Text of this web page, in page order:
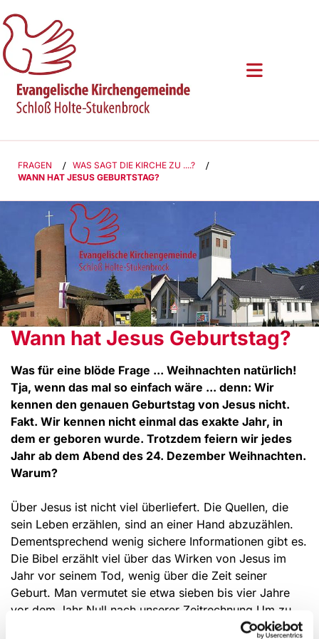
FRAGEN / WAS SAGT DIE KIRCHE ZU ....? /
WANN HAT JESUS GEBURTSTAG?
Wann hat Jesus Geburtstag?
Was für eine blöde Frage ... Weihnachten natürlich!
Tja, wenn das mal so einfach wäre ... denn: Wir
kennen den genauen Geburtstag von Jesus nicht.
Fakt. Wir kennen nicht einmal das exakte Jahr, in
dem er geboren wurde. Trotzdem feiern wir jedes
Jahr ab dem Abend des 24. Dezember Weihnachten.
Warum?
Über Jesus ist nicht viel überliefert. Die Quellen, die
sein Leben erzählen, sind an einer Hand abzuzählen.
Dementsprechend wenig sichere Informationen gibt es.
Die Bibel erzählt viel über das Wirken von Jesus im
Jahr vor seinem Tod, wenig über die Zeit seiner
Geburt. Man vermutet sie etwa sieben bis vier Jahre
vor dem Jahr Null nach unserer Zeitrechnung.Um zu
verstehen, warum es nicht genauer überliefert ist, muss